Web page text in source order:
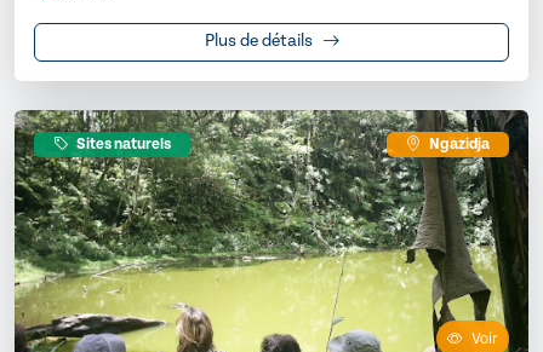
Plus de détails
Sites naturels Ngazidja
Voir